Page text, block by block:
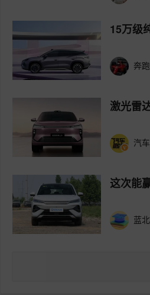
15万级
奔
激光雷
汽
这次能
蓝